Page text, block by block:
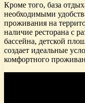
Кроме того, база
необходимыми
проживания на
наличие ресторана с
бассейна, детской
создает идеальные
комфортного